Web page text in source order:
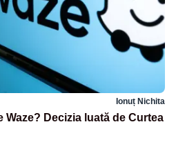
Ionuț Nichita
Decizia luată de Curtea